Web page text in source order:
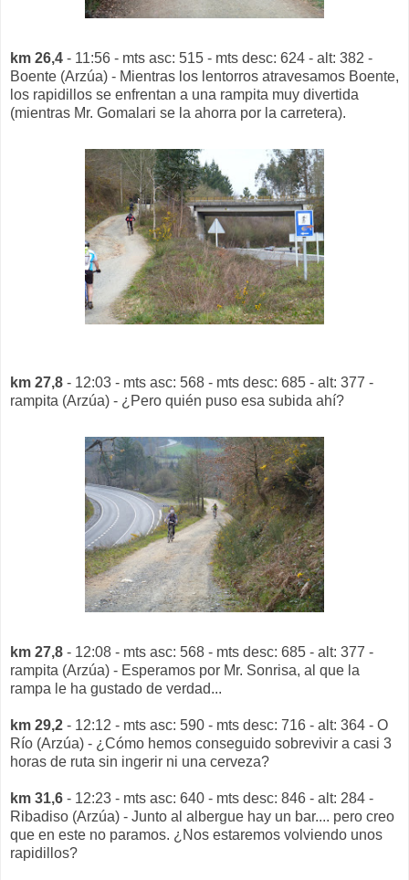
km 26,4 - 11:56 - mts asc: 515 - mts desc: 624 - alt: 382 -
Boente (Arzúa) - Mientras los lentorros atravesamos Boente,
los rapidillos se enfrentan a una rampita muy divertida
(mientras Mr. Gomalari se la ahorra por la carretera).
km 27,8 - 12:03 - mts asc: 568 - mts desc: 685 - alt: 377 -
rampita (Arzúa) - ¿Pero quién puso esa subida ahí?
km 27,8 - 12:08 - mts asc: 568 - mts desc: 685 - alt: 377 -
rampita (Arzúa) - Esperamos por Mr. Sonrisa, al que la
rampa le ha gustado de verdad...
km 29,2 - 12:12 - mts asc: 590 - mts desc: 716 - alt: 364 - O
Río (Arzúa) - ¿Cómo hemos conseguido sobrevivir a casi 3
horas de ruta sin ingerir ni una cerveza?
km 31,6 - 12:23 - mts asc: 640 - mts desc: 846 - alt: 284 -
Ribadiso (Arzúa) - Junto al albergue hay un bar.... pero creo
que en este no paramos. ¿Nos estaremos volviendo unos
rapidillos?